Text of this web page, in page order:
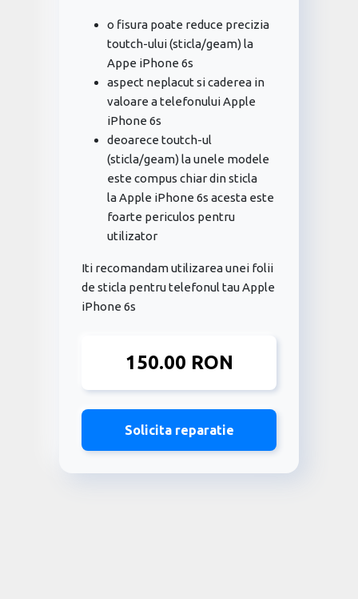
o fisura poate reduce precizia
toutch-ului (sticla/geam) la
Appe iPhone 6s
aspect neplacut si caderea in
valoare a telefonului Apple
iPhone 6s
deoarece toutch-ul
(sticla/geam) la unele modele
este compus chiar din sticla
la Apple iPhone 6s acesta este
foarte periculos pentru
utilizator
Iti recomandam utilizarea unei folii
de sticla pentru telefonul tau Apple
iPhone 6s
150.00 RON
Solicita reparatie